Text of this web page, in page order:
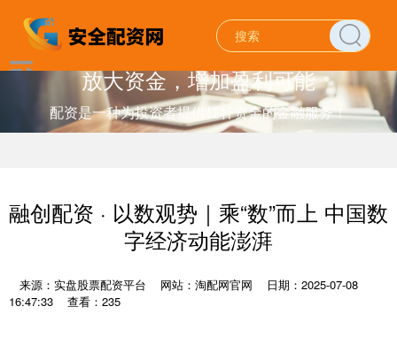
放大资金，增加盈利可能
配资是一种为投资者提供杠杆资金的金融服务！
融创配资 · 以数观势｜乘“数”而上 中国数
字经济动能澎湃
来源：实盘股票配资平台 网站：淘配网官网
日期：2025-07-08
16:47:33
查看：235